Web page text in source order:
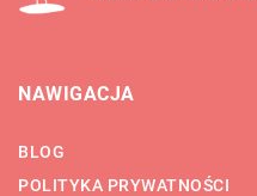
NAWIGACJA
BLOG
POLITYKA PRYWATNOŚCI